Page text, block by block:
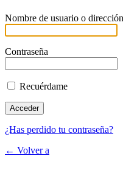
Nombre de usuario o
Contraseña
Recuérdame
¿Has perdido tu contraseña?
← Volver a